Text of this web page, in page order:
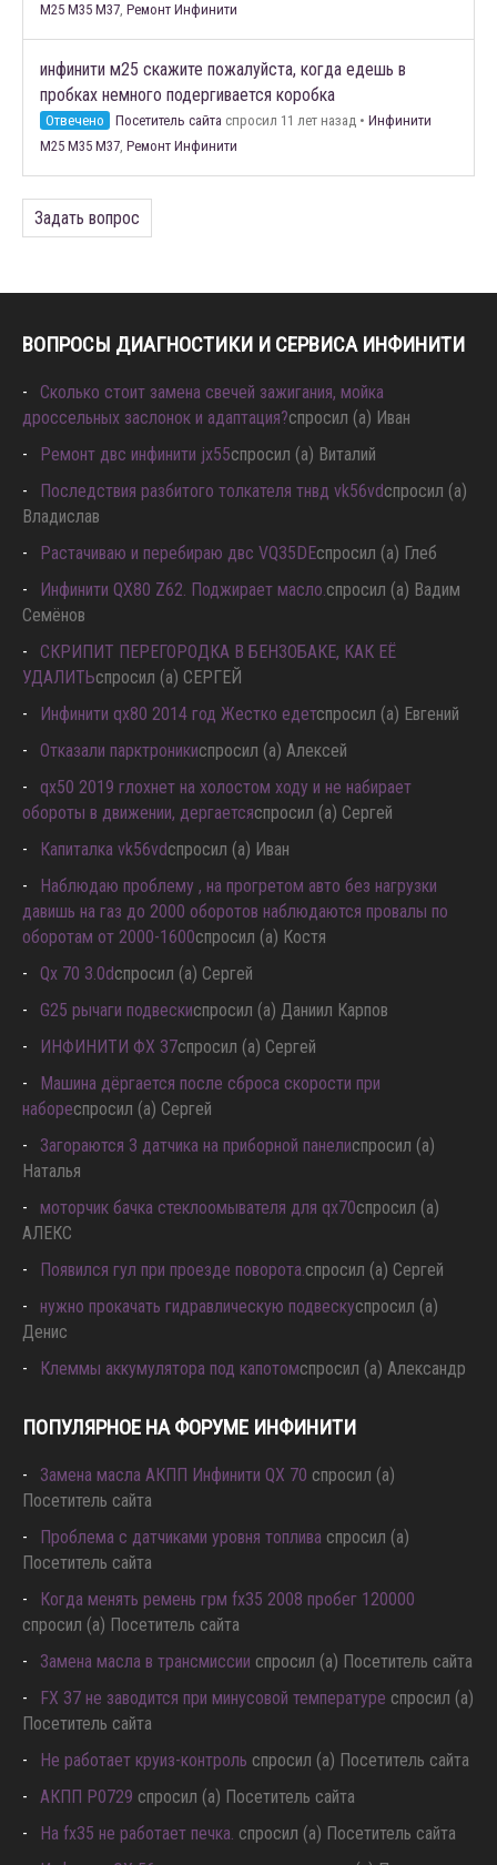
M25 M35 M37, Ремонт Инфинити
инфинити м25 скажите пожалуйста, когда едешь в
пробках немного подергивается коробка
Отвечено Посетитель сайта спросил 11 лет назад • Инфинити
M25 M35 M37, Ремонт Инфинити
Задать вопрос
ВОПРОСЫ ДИАГНОСТИКИ И СЕРВИСА ИНФИНИТИ
Сколько стоит замена свечей зажигания, мойка
дроссельных заслонок и адаптация?спросил (а) Иван
Ремонт двс инфинити jx55спросил (а) Виталий
Последствия разбитого толкателя тнвд vk56vdспросил (а)
Владислав
Растачиваю и перебираю двс VQ35DEспросил (а) Глеб
Инфинити QX80 Z62. Поджирает масло.спросил (а) Вадим
Семёнов
СКРИПИТ ПЕРЕГОРОДКА В БЕНЗОБАКЕ, КАК ЕЁ
УДАЛИТЬспросил (а) СЕРГЕЙ
Инфинити qx80 2014 год Жестко едетспросил (а) Евгений
Отказали парктроникиспросил (а) Алексей
qx50 2019 глохнет на холостом ходу и не набирает
обороты в движении, дергаетсяспросил (а) Сергей
Капиталка vk56vdспросил (а) Иван
Наблюдаю проблему , на прогретом авто без нагрузки
давишь на газ до 2000 оборотов наблюдаются провалы по
оборотам от 2000-1600спросил (а) Костя
Qx 70 3.0dспросил (а) Сергей
G25 рычаги подвескиспросил (а) Даниил Карпов
ИНФИНИТИ ФХ 37спросил (а) Сергей
Машина дёргается после сброса скорости при
набореспросил (а) Сергей
Загораются 3 датчика на приборной панелиспросил (а)
Наталья
моторчик бачка стеклоомывателя для qx70спросил (а)
АЛЕКС
Появился гул при проезде поворота.спросил (а) Сергей
нужно прокачать гидравлическую подвескуспросил (а)
Денис
Клеммы аккумулятора под капотомспросил (а) Александр
ПОПУЛЯРНОЕ НА ФОРУМЕ ИНФИНИТИ
Замена масла АКПП Инфинити QX 70 спросил (а)
Посетитель сайта
Проблема с датчиками уровня топлива спросил (а)
Посетитель сайта
Когда менять ремень грм fx35 2008 пробег 120000
спросил (а) Посетитель сайта
Замена масла в трансмиссии спросил (а) Посетитель сайта
FX 37 не заводится при минусовой температуре спросил (а)
Посетитель сайта
Не работает круиз-контроль спросил (а) Посетитель сайта
АКПП P0729 спросил (а) Посетитель сайта
Hа fx35 не работает печка. спросил (а) Посетитель сайта